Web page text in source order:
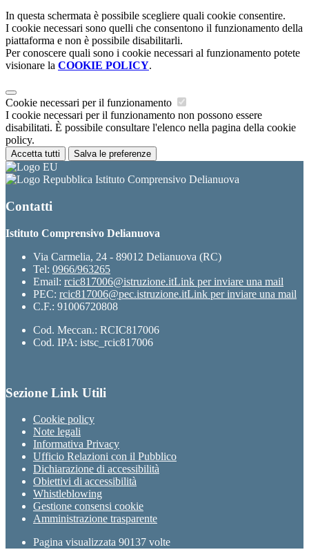
In questa schermata è possibile scegliere quali cookie consentire.
I cookie necessari sono quelli che consentono il funzionamento della
piattaforma e non è possibile disabilitarli.
Per conoscere quali sono i cookie necessari al funzionamento potete
visionare la COOKIE POLICY.
Cookie necessari per il funzionamento
I cookie necessari per il funzionamento non possono essere
disabilitati. È possibile consultare l'elenco nella pagina della cookie
policy.
Accetta tutti Salva le preferenze
Istituto Comprensivo Delianuova
Contatti
Istituto Comprensivo Delianuova
Via Carmelia, 24 - 89012 Delianuova (RC)
Tel: 0966/963265
Email: rcic817006@istruzione.itLink per inviare una mail
PEC: rcic817006@pec.istruzione.itLink per inviare una mail
C.F.: 91006720808
Cod. Meccan.: RCIC817006
Cod. IPA: istsc_rcic817006
Sezione Link Utili
Cookie policy
Note legali
Informativa Privacy
Ufficio Relazioni con il Pubblico
Dichiarazione di accessibilità
Obiettivi di accessibilità
Whistleblowing
Gestione consensi cookie
Amministrazione trasparente
Pagina visualizzata 90137 volte